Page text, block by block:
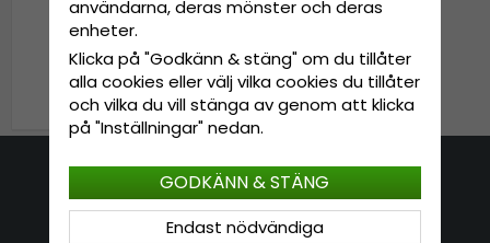
Hattar - Gårda Astoria
Fedora (beige)
749 kr
Kontakta oss
E-mail: info@hatshop.se
användarna, deras mönster och deras
enheter.
Klicka på "Godkänn & stäng" om du tillåter
alla cookies eller välj vilka cookies du tillåter
och vilka du vill stänga av genom att klicka
på "Inställningar" nedan.
Endast nödvändiga
GODKÄNN & STÄNG